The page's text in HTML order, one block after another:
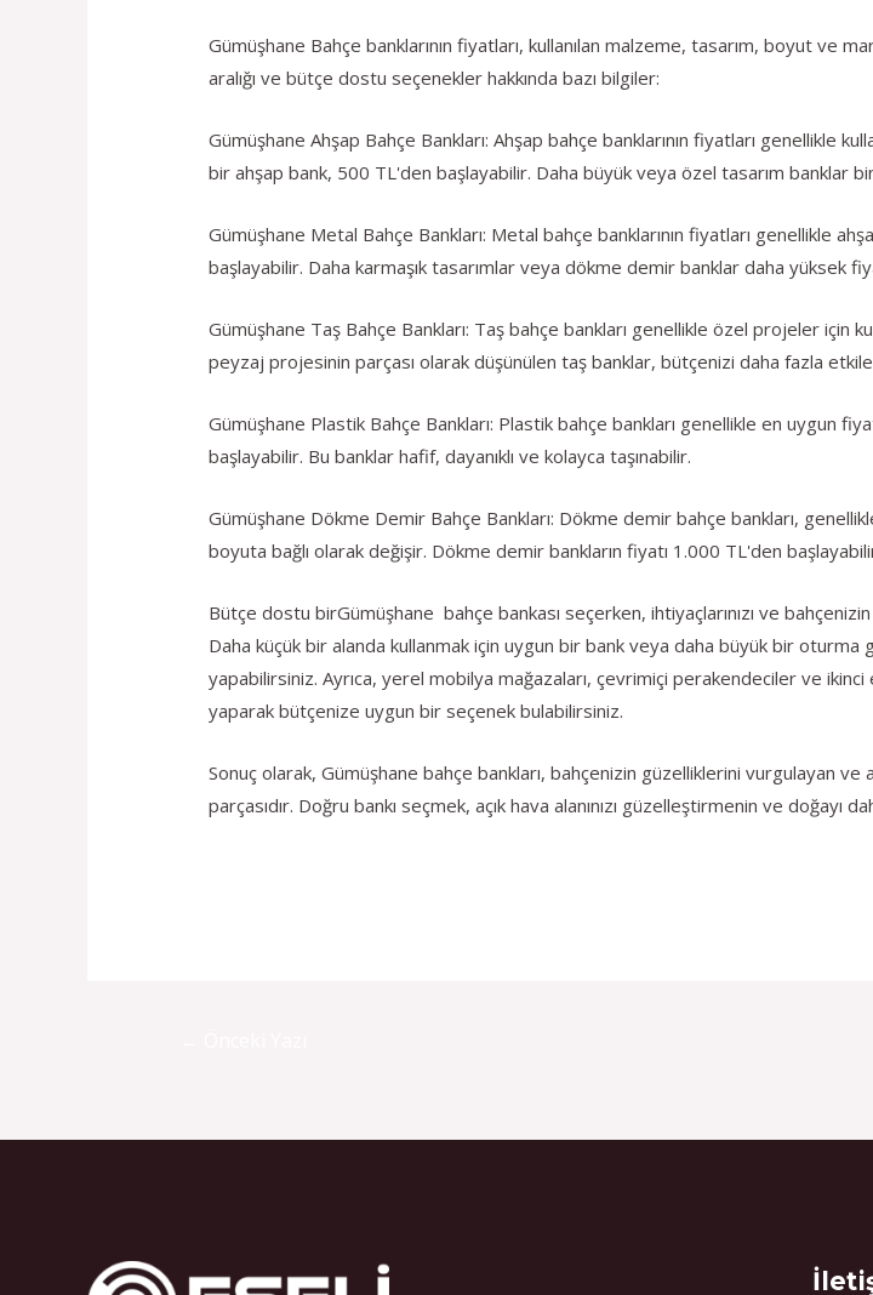
Gümüşhane Bahçe banklarının fiyatları, kullanılan malzeme, tasarım, boyut ve
aralığı ve bütçe dostu seçenekler hakkında bazı bilgiler:
Gümüşhane Ahşap Bahçe Bankları: Ahşap bahçe banklarının fiyatları genellikle
bir ahşap bank, 500 TL'den başlayabilir. Daha büyük veya özel tasarım banklar
Gümüşhane Metal Bahçe Bankları: Metal bahçe banklarının fiyatları genellikle
başlayabilir. Daha karmaşık tasarımlar veya dökme demir banklar daha yüksek
Gümüşhane Taş Bahçe Bankları: Taş bahçe bankları genellikle özel projeler için
peyzaj projesinin parçası olarak düşünülen taş banklar, bütçenizi daha fazla
Gümüşhane Plastik Bahçe Bankları: Plastik bahçe bankları genellikle en uygun
başlayabilir. Bu banklar hafif, dayanıklı ve kolayca taşınabilir.
Gümüşhane Dökme Demir Bahçe Bankları: Dökme demir bahçe bankları,
boyuta bağlı olarak değişir. Dökme demir bankların fiyatı 1.000 TL'den
Bütçe dostu birGümüşhane bahçe bankası seçerken, ihtiyaçlarınızı ve bahçenizin
Daha küçük bir alanda kullanmak için uygun bir bank veya daha büyük bir
yapabilirsiniz. Ayrıca, yerel mobilya mağazaları, çevrimiçi perakendeciler ve ikinci
yaparak bütçenize uygun bir seçenek bulabilirsiniz.
Sonuç olarak, Gümüşhane bahçe bankları, bahçenizin güzelliklerini vurgulayan ve
parçasıdır. Doğru bankı seçmek, açık hava alanınızı güzelleştirmenin ve doğayı